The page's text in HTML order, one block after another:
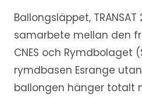
Ballongsläppet,
samarbete mellan den
CNES och Rymdbolaget
rymdbasen Esrange
ballongen hänger totalt